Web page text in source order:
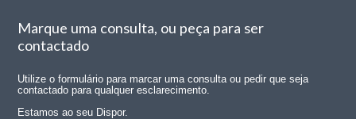
Marque uma consulta, ou peça para ser
contactado
Utilize o formulário para marcar uma consulta ou pedir que seja
contactado para qualquer esclarecimento.
Estamos ao seu Dispor.